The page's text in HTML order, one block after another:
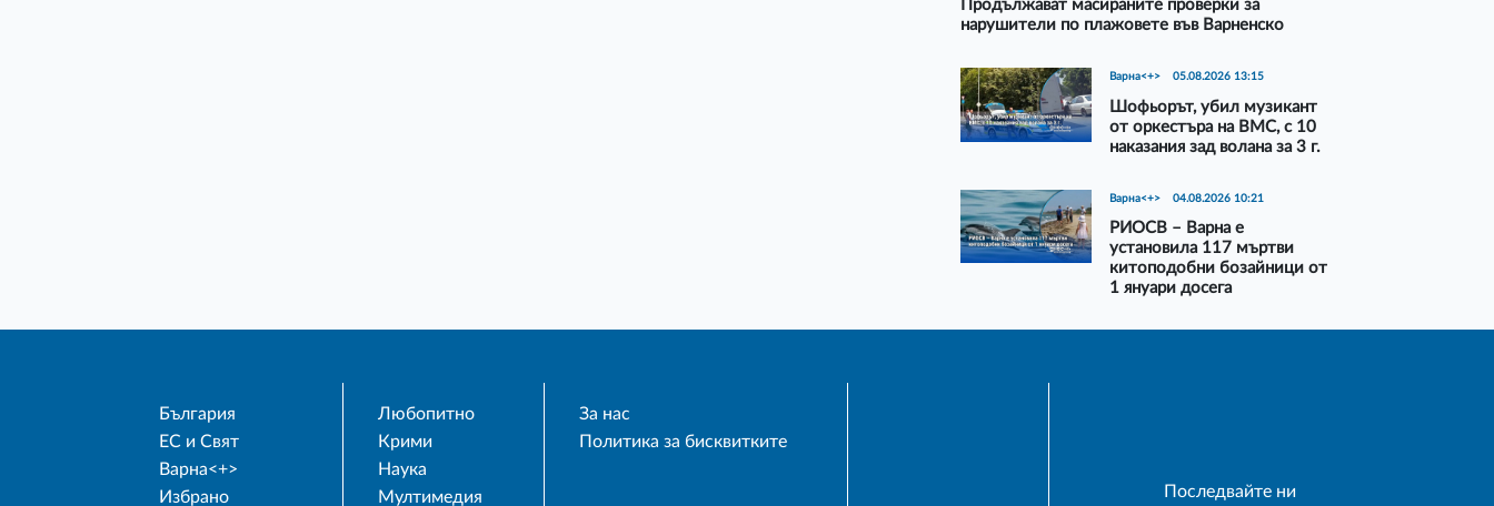
Продължават масираните проверки за
нарушители по плажовете във Варненско
Варна<+> 05.08.2026 13:15
Шофьорът, убил музикант
от оркестъра на ВМС, с 10
наказания зад волана за 3 г.
Варна<+> 04.08.2026 10:21
РИОСВ – Варна е
установила 117 мъртви
китоподобни бозайници от
1 януари досега
България
ЕС и Свят
Варна<+>
Избрано
Любопитно
Крими
Наука
Мултимедия
За нас
Политика за бисквитките
Последвайте ни